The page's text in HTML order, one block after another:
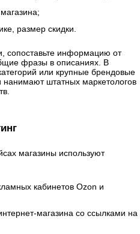
размер скидки.
сопоставьте информацию от
фразы в описаниях. В
или крупные брендовые
нанимают штатных маркетологов
магазины используют
кабинетов Ozon и
магазина со ссылками на